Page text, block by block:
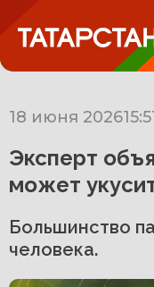
18 июня 2026
Эксперт
может
Большинство
человека.